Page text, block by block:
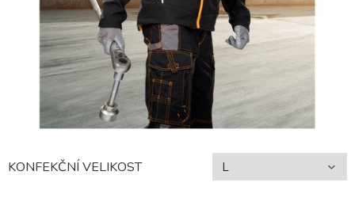
KONFEKČNÍ VELIKOST